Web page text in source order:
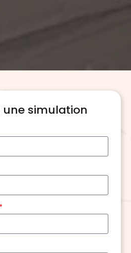
une simulation